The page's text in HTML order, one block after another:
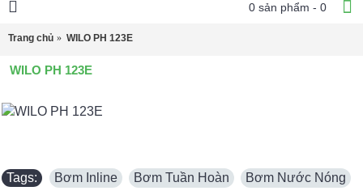
0 sản phẩm - 0
Trang chủ WILO PH 123E
WILO PH 123E
Tags: Bơm Inline Bơm Tuần Hoàn Bơm Nước Nóng